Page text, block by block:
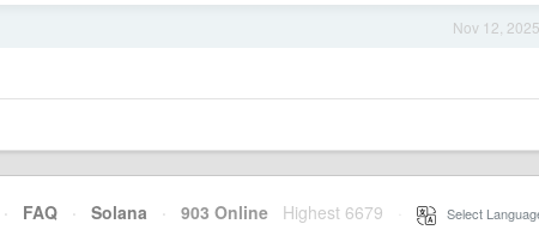
Nov 12, 2025
· FAQ · Solana · 903 Online Highest 6679 Select